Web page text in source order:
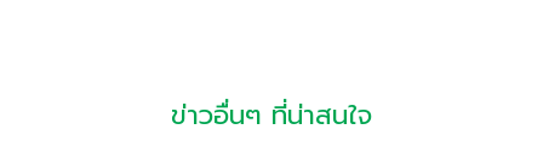
ข่าวอื่นๆ ที่น่าสนใจ